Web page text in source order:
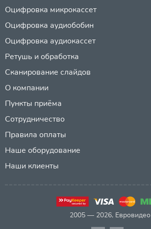
Оцифровка микрокассет
Оцифровка аудиобобин
Оцифровка аудиокассет
Ретушь и обработка
Сканирование слайдов
О компании
Пункты приёма
Сотрудничество
Правила оплаты
Наше оборудование
Наши клиенты
2005 — 2026, Евровидео